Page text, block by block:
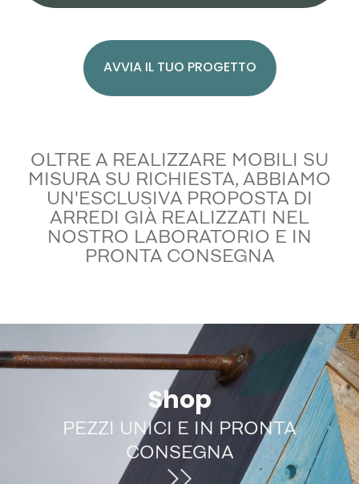
AVVIA IL TUO PROGETTO
OLTRE A REALIZZARE MOBILI SU
MISURA SU RICHIESTA, ABBIAMO
UN'ESCLUSIVA PROPOSTA DI
ARREDI GIÀ REALIZZATI NEL
NOSTRO LABORATORIO E IN
PRONTA CONSEGNA
Shop
PEZZI UNICI E IN PRONTA
CONSEGNA